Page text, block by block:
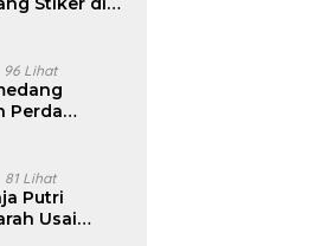
96 Lihat
Perda
Diperjelas
81 Lihat
Putri
Usai